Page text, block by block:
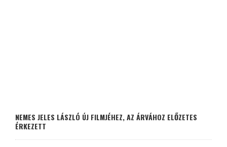
NEMES JELES LÁSZLÓ ÚJ FILMJÉHEZ, AZ ÁRVÁHOZ ELŐZETES
ÉRKEZETT